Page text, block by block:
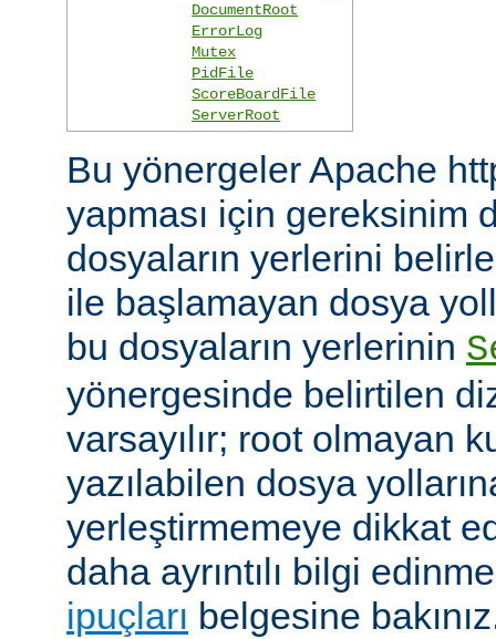
DocumentRoot
ErrorLog
Mutex
PidFile
ScoreBoardFile
ServerRoot
Bu yönergeler Apache
yapması için gereksinim
dosyaların yerlerini
ile başlamayan dosya
bu dosyaların yerlerinin
yönergesinde belirtilen
varsayılır; root olmayan
yazılabilen dosya
yerleştirmemeye dikkat
daha ayrıntılı bilgi
ipuçları belgesine